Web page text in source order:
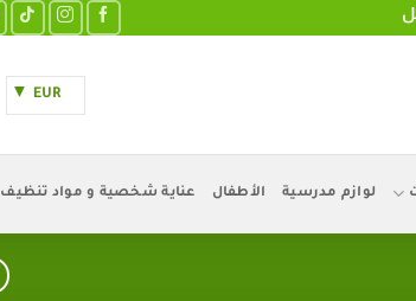
EUR
لوازم مدرسية الأطفال عناية شخصية و مواد تنظيف